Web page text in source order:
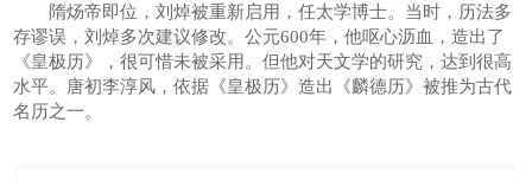
隋炀帝即位，刘焯被重新启用，任太学博士。当时，历法多
存谬误，刘焯多次建议修改。公元600年，他呕心沥血，造出了
《皇极历》，很可惜未被采用。但他对天文学的研究，达到很高
水平。唐初李淳风，依据《皇极历》造出《麟德历》被推为古代
名历之一。